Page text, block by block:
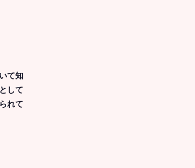
て知
して
れて